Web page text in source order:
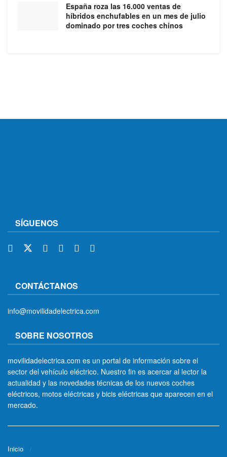
España roza las 16.000 ventas de
híbridos enchufables en un mes de julio
dominado por tres coches chinos
SÍGUENOS
CONTÁCTANOS
info@movilidadelectrica.com
SOBRE NOSOTROS
movilidadelectrica.com es un portal de información sobre el
sector del vehículo eléctrico. Nuestro fin es acercar al lector la
actualidad y las novedades técnicas de los nuevos coches
eléctricos, motos eléctricas y bicis eléctricas que aparecen en el
mercado.
Inicio